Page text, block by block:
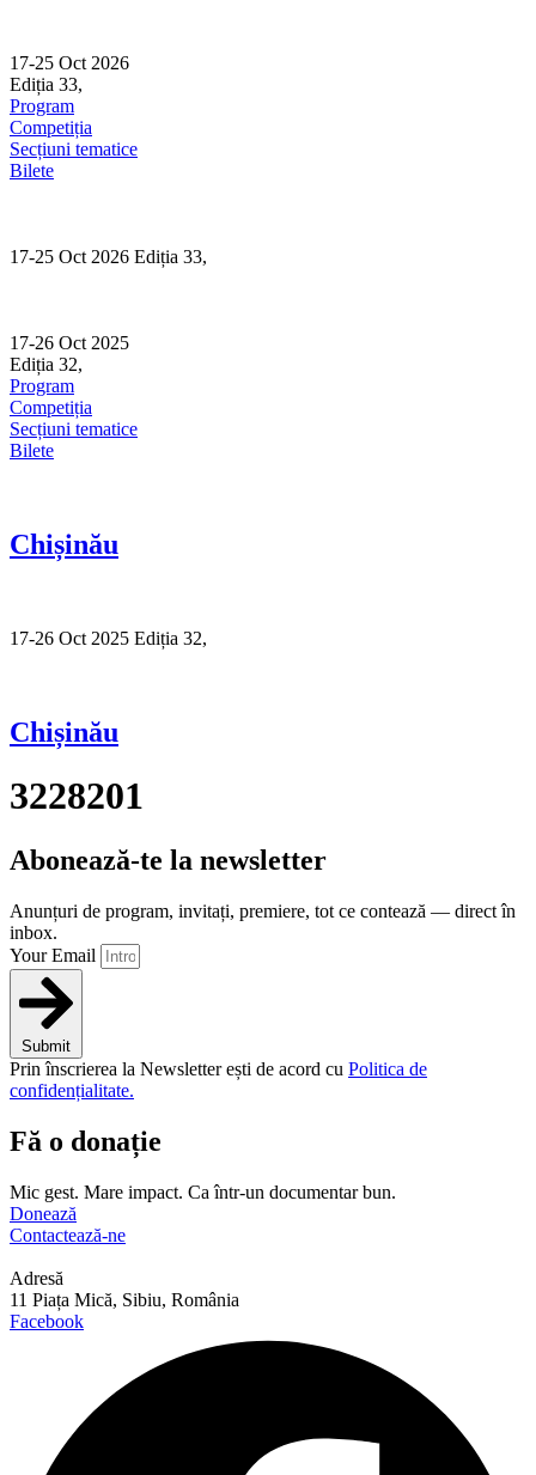
content
17-25 Oct 2026
Ediția 33,
Program
Competiția
Secțiuni tematice
Bilete
17-25 Oct 2026 Ediția 33,
17-26 Oct 2025
Ediția 32,
Program
Competiția
Secțiuni tematice
Bilete
Chișinău
17-26 Oct 2025 Ediția 32,
Chișinău
3228201
Abonează-te la newsletter
Anunțuri de program, invitați, premiere, tot ce contează — direct în
inbox.
Your Email
Submit
Prin înscrierea la Newsletter ești de acord cu Politica de
confidențialitate.
Fă o donație
Mic gest. Mare impact. Ca într-un documentar bun.
Donează
Contactează-ne
Adresă
11 Piața Mică, Sibiu, România
Facebook